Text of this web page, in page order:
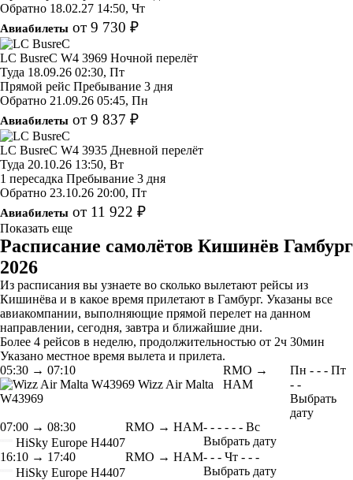
Обратно 18.02.27 14:50, Чт
Авиабилеты от 9 730 ₽
LC BusreC W4 3969 Ночной перелёт
Туда 18.09.26 02:30, Пт
Прямой рейс Пребывание 3 дня
Обратно 21.09.26 05:45, Пн
Авиабилеты от 9 837 ₽
LC BusreC W4 3935 Дневной перелёт
Туда 20.10.26 13:50, Вт
1 пересадка Пребывание 3 дня
Обратно 23.10.26 20:00, Пт
Авиабилеты от 11 922 ₽
Показать еще
Расписание самолётов Кишинёв Гамбург
2026
Из расписания вы узнаете во сколько вылетают рейсы из
Кишинёва и в какое время прилетают в Гамбург. Указаны все
авиакомпании, выполняющие прямой перелет на данном
направлении, сегодня, завтра и ближайшие дни.
Более 4 рейсов в неделю, продолжительностью от 2ч 30мин
Указано местное время вылета и прилета.
05:30 → 07:10
Wizz Air Malta
W43969
RMO →
HAM
Пн - - - Пт
- -
Выбрать
дату
07:00 → 08:30
HiSky Europe H4407
RMO → HAM- - - - - - Вс
Выбрать дату
16:10 → 17:40
HiSky Europe H4407
RMO → HAM- - - Чт - - -
Выбрать дату